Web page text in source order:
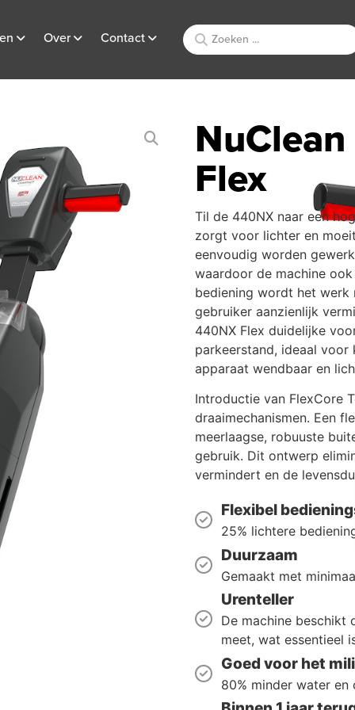
Over Contact
Flex
Til de 440NX naar een
zorgt voor lichter en
eenvoudig worden
waardoor de machine
bediening wordt het
gebruiker aanzienlijk
440NX Flex duidelijke
parkeerstand, ideaal
apparaat wendbaar en
Introductie van FlexCore
draaimechanismen. Een
meerlaagse, robuuste
gebruik. Dit ontwerp
vermindert en de
Flexibel
25% lichtere
Duurzaam
Gemaakt met
Urenteller
De machine beschikt
meet, wat essentieel
Goed voor het
80% minder water en